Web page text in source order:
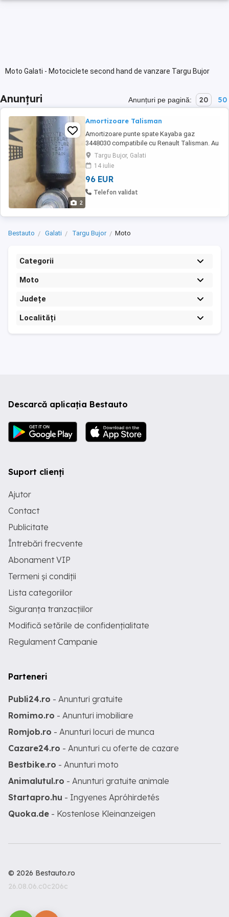
Moto Galati - Motociclete second hand de vanzare Targu Bujor
Anunțuri Anunțuri pe pagină: 20 50
2
Amortizoare Talisman
Amortizoare punte spate Kayaba gaz
3448030 compatibile cu Renault Talisman. Au
fost folosite aproximativ 150km.
Targu Bujor, Galati
14 iulie
96 EUR
Telefon validat
Bestauto Galati Targu Bujor Moto
Categorii
Moto
Județe
Localități
Descarcă aplicația Bestauto
Suport clienți
Ajutor
Contact
Publicitate
Întrebări frecvente
Abonament VIP
Termeni și condiții
Lista categoriilor
Siguranța tranzacțiilor
Modifică setările de confidențialitate
Regulament Campanie
Parteneri
Publi24.ro - Anunturi gratuite
Romimo.ro - Anunturi imobiliare
Romjob.ro - Anunturi locuri de munca
Cazare24.ro - Anunturi cu oferte de cazare
Bestbike.ro - Anunturi moto
Animalutul.ro - Anunturi gratuite animale
Startapro.hu - Ingyenes Apróhirdetés
Quoka.de - Kostenlose Kleinanzeigen
© 2026 Bestauto.ro
26.08.06.c0c206c